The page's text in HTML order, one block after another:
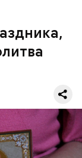
ту эпоху
Они жили в
рук
Николай
Николай
страстным
языческих
Этот
мертвых.